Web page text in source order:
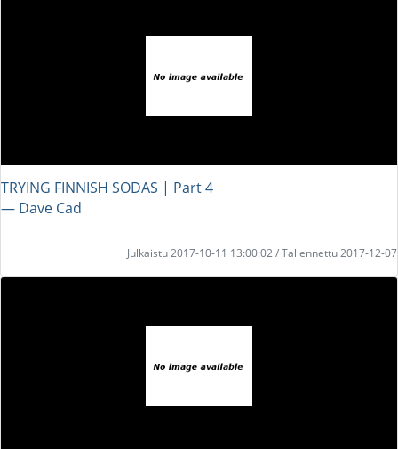
TRYING FINNISH SODAS | Part 4
― Dave Cad
Julkaistu 2017-10-11 13:00:02 / Tallennettu 2017-12-07